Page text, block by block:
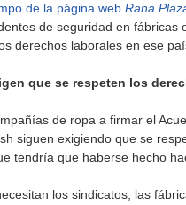
de la página web Rana
de seguridad en fábricas
derechos laborales en ese
que se respeten los
de ropa a firmar el
siguen exigiendo que se
tendría que haberse hecho
los sindicatos, las